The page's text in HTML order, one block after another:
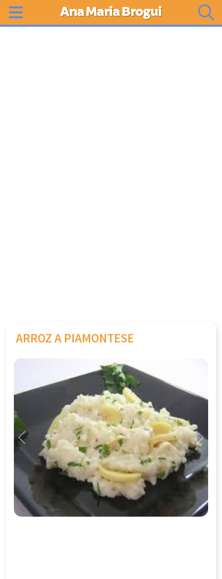
Ana Maria Brogui
ARROZ A PIAMONTESE
Previous Next